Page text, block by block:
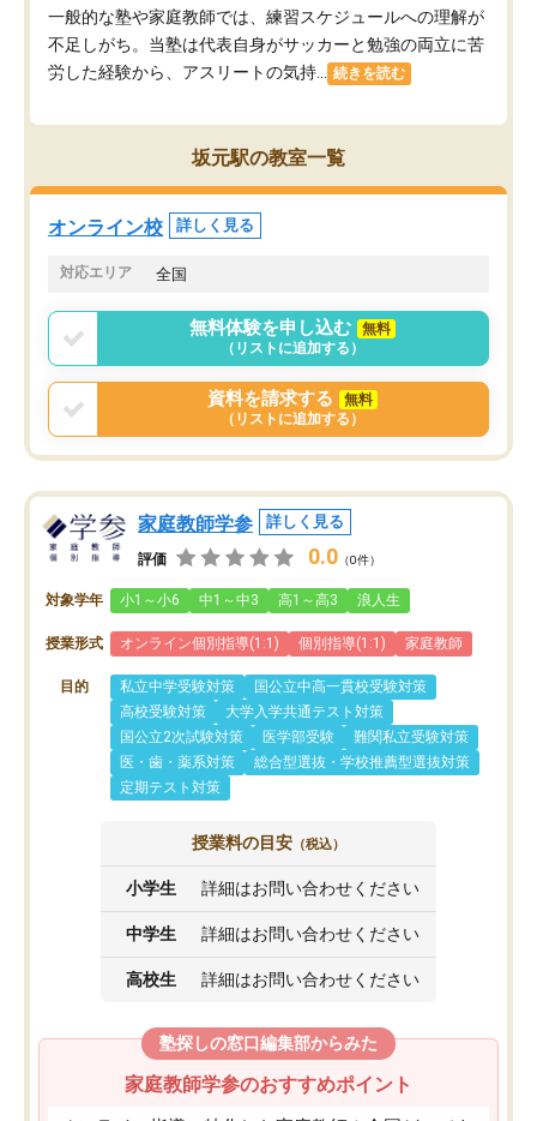
一般的な塾や家庭教師では、練習スケジュールへの理解が
不足しがち。当塾は代表自身がサッカーと勉強の両立に苦
労した経験から、アスリートの気持...
続きを読む
坂元駅の教室一覧
オンライン校 詳しく見る
対応エリア 全国
無料体験を申し込む
無料
（リストに追加する）
資料を請求する
無料
（リストに追加する）
家庭教師学参 詳しく見る
評価 0.0 （0件）
対象学年 小1～小6 中1～中3 高1～高3 浪人生
授業形式 オンライン個別指導(1:1) 個別指導(1:1) 家庭教師
目的 私立中学受験対策
国公立中高一貫校受験対策
高校受験対策
大学入学共通テスト対策
国公立2次試験対策
医学部受験
難関私立受験対策
医・歯・薬系対策
総合型選抜・学校推薦型選抜対策
定期テスト対策
授業料の目安 （税込）
小学生 詳細はお問い合わせください
中学生 詳細はお問い合わせください
高校生 詳細はお問い合わせください
塾探しの窓口編集部からみた
家庭教師学参のおすすめポイント